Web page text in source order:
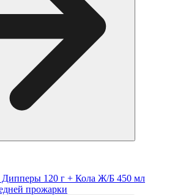
120 г + Кола Ж/Б 450 мл
прожарки